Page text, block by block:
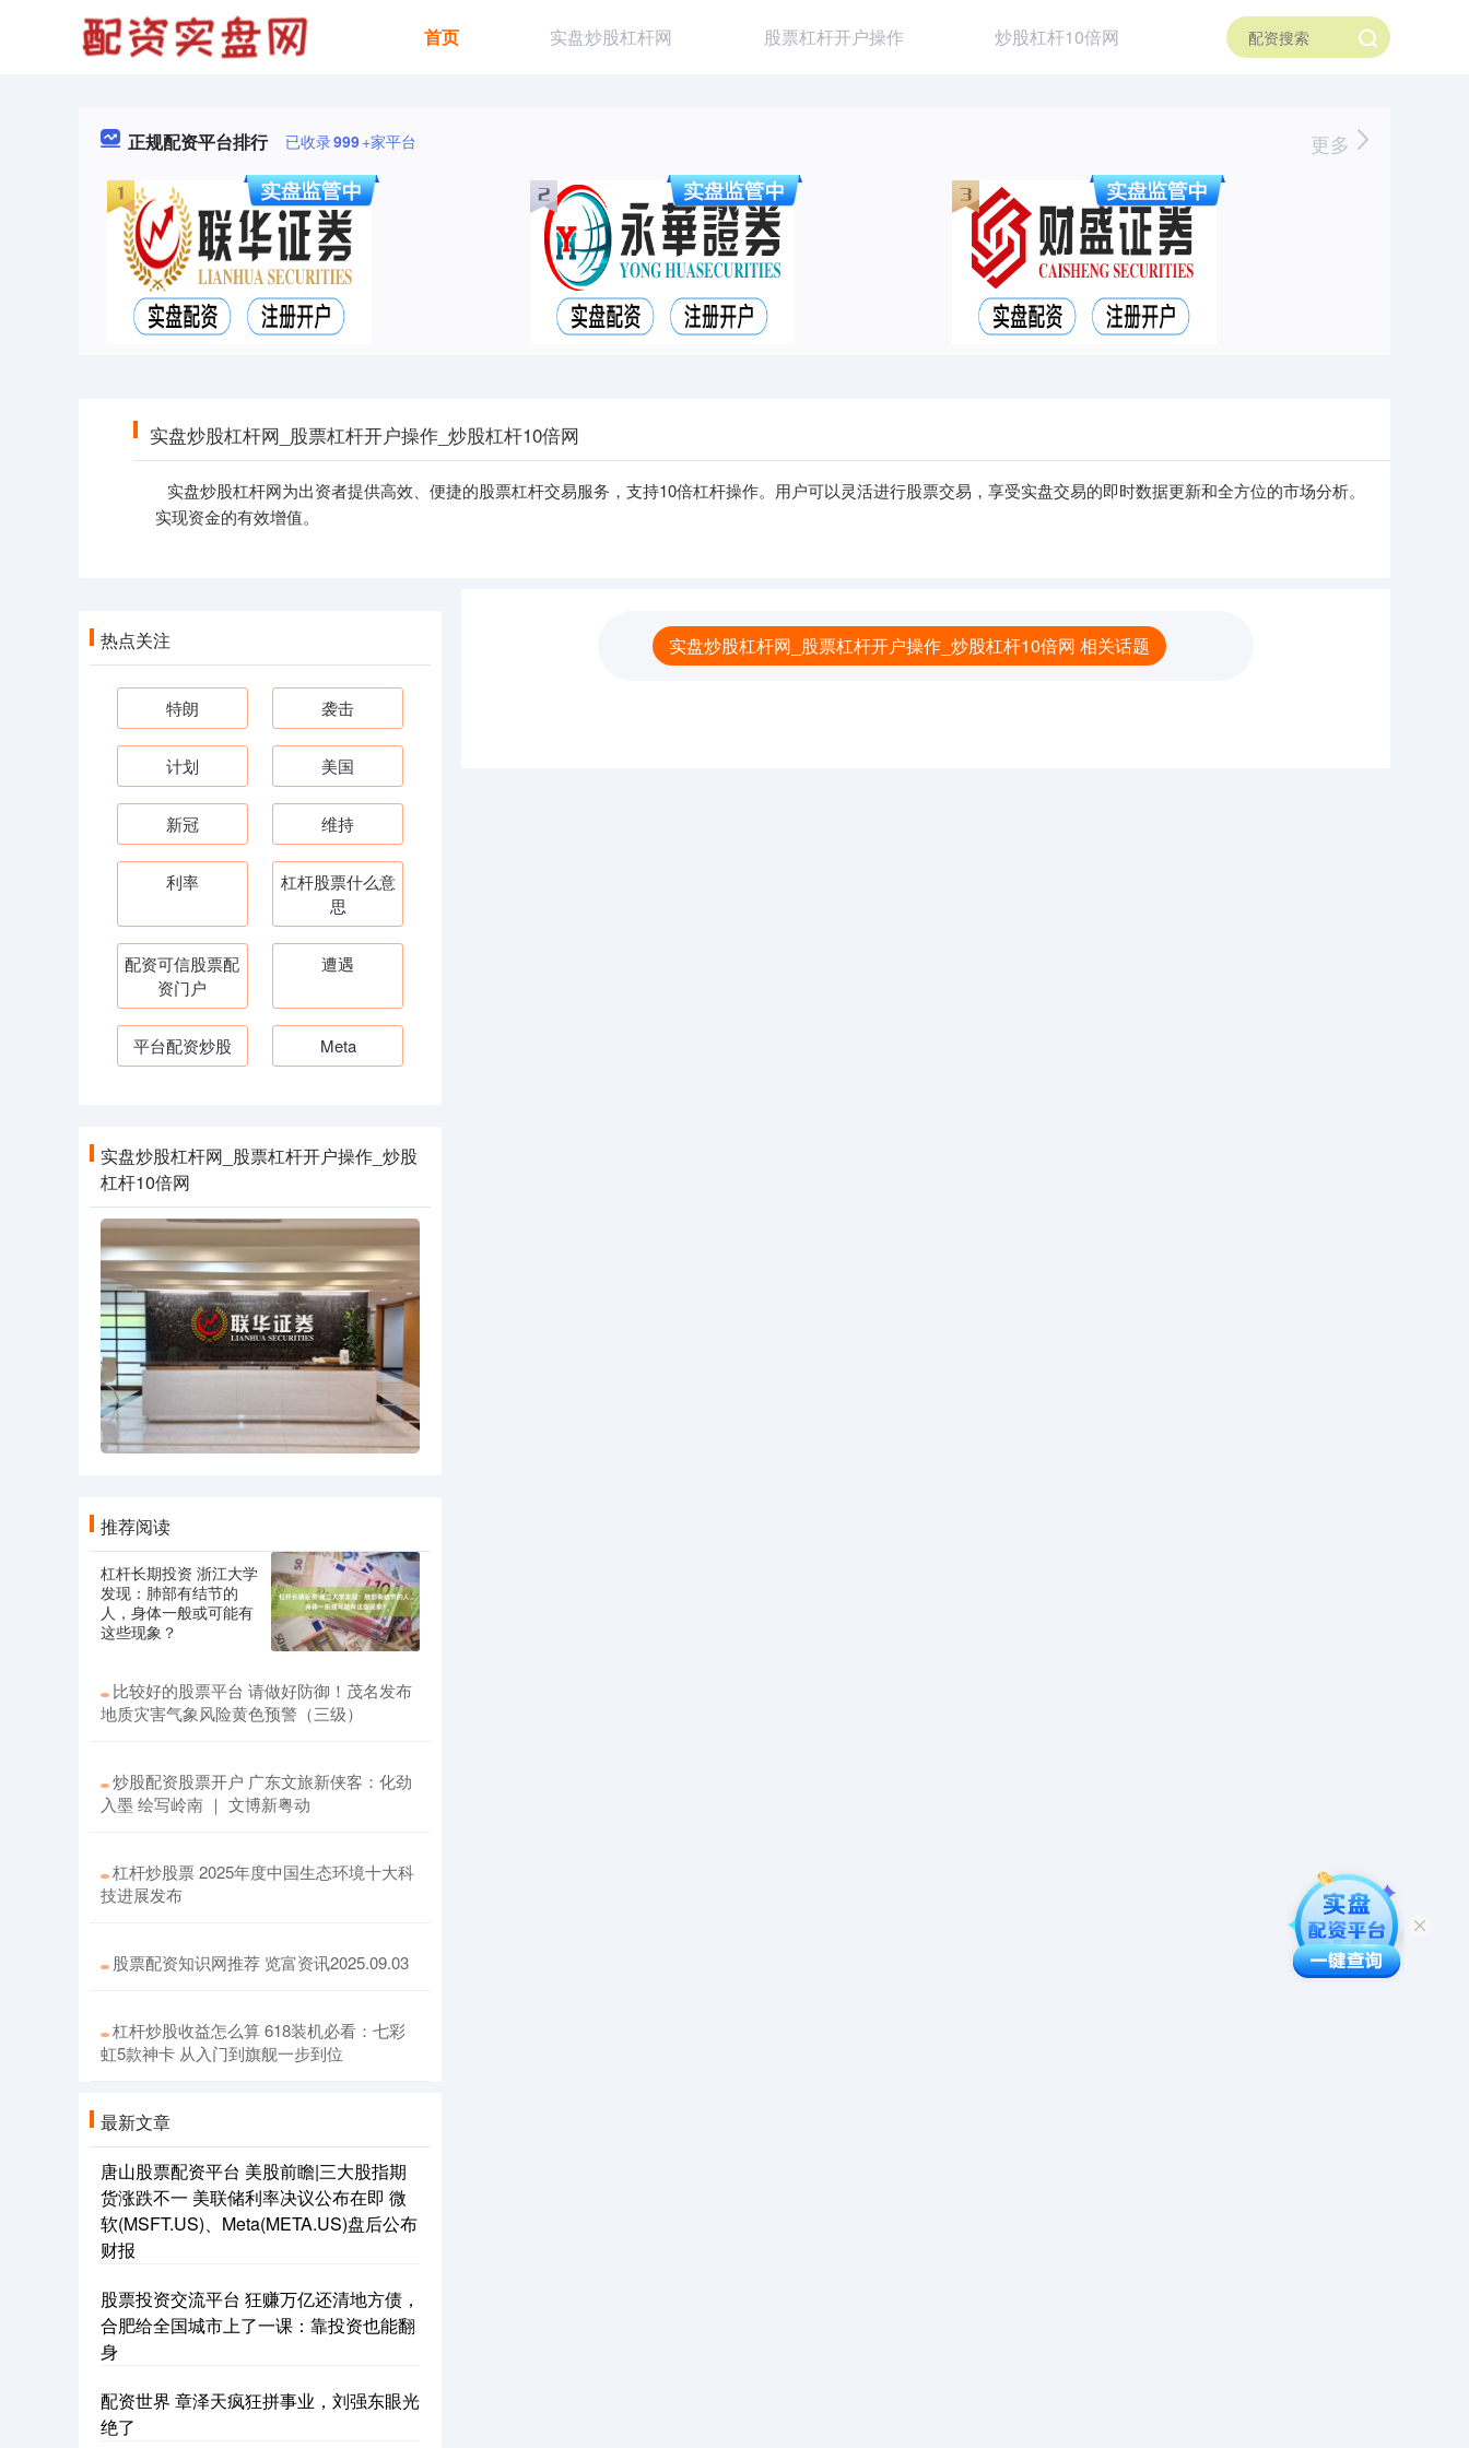
首页 实盘炒股杠杆网 股票杠杆开户操作 炒股杠杆10倍网
正规配资平台排行 已收录999+家平台 更多
实盘炒股杠杆网_股票杠杆开户操作_炒股杠杆10倍网
实盘炒股杠杆网为出资者提供高效、便捷的股票杠杆交易服务，支持10倍杠杆操作。用户可以灵活进行股票交易，享受实盘交易的即时数据更新和全方位的市场分析。
实现资金的有效增值。
实盘炒股杠杆网_股票杠杆开户操作_炒股杠杆10倍网 相关话题
热点关注
特朗 袭击
计划 美国
新冠 维持
利率
杠杆股票什么意
思
配资可信股票配
资门户
遭遇
平台配资炒股 Meta
实盘炒股杠杆网_股票杠杆开户操作_炒股
杠杆10倍网
推荐阅读
杠杆长期投资 浙江大学
发现：肺部有结节的
人，身体一般或可能有
这些现象？
比较好的股票平台 请做好防御！茂名发布
地质灾害气象风险黄色预警（三级）
炒股配资股票开户 广东文旅新侠客：化劲
入墨 绘写岭南 ｜ 文博新粤动
杠杆炒股票 2025年度中国生态环境十大科
技进展发布
股票配资知识网推荐 览富资讯2025.09.03
杠杆炒股收益怎么算 618装机必看：七彩
虹5款神卡 从入门到旗舰一步到位
最新文章
唐山股票配资平台 美股前瞻|三大股指期
货涨跌不一 美联储利率决议公布在即 微
软(MSFT.US)、Meta(META.US)盘后公布
财报
股票投资交流平台 狂赚万亿还清地方债，
合肥给全国城市上了一课：靠投资也能翻
身
配资世界 章泽天疯狂拼事业，刘强东眼光
绝了